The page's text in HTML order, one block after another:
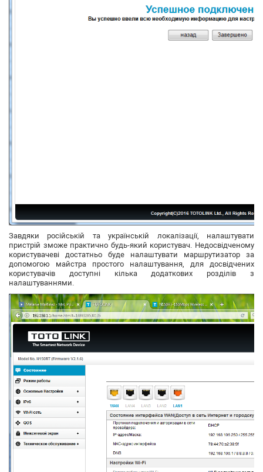
Завдяки російській та українській локалізації, налаштувати
пристрій зможе практично будь-який користувач. Недосвідченому
користувачеві достатньо буде налаштувати маршрутизатор за
допомогою майстра простого налаштування, для досвідчених
користувачів доступні кілька додаткових розділів з
налаштуваннями.